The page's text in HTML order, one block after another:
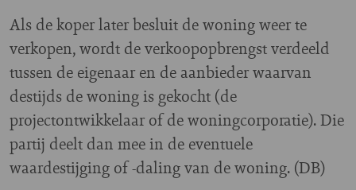
Als de koper later besluit de woning weer te
verkopen, wordt de verkoopopbrengst verdeeld
tussen de eigenaar en de aanbieder waarvan
destijds de woning is gekocht (de
projectontwikkelaar of de woningcorporatie). Die
partij deelt dan mee in de eventuele
waardestijging of -daling van de woning. (DB)